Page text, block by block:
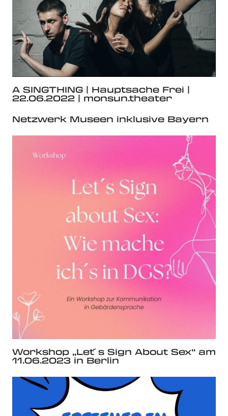
A SINGTHING | Hauptsache Frei |
22.06.2022 | monsun.theater
Netzwerk Museen inklusive Bayern
Workshop „Let´s Sign About Sex“ am
11.06.2023 in Berlin